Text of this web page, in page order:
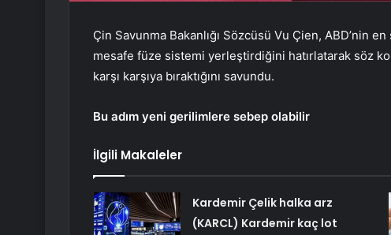
Çin Savunma Bakanlığı Sözcüsü Vu Çien, ABD’nin
mesafe füze sistemi yerleştirdiğini hatırlatarak söz
karşı karşıya bıraktığını savundu.
Bu adım yeni gerilimlere sebep olabilir
İlgili Makaleler
Kardemir Çelik halka arz
(KARCL) Kardemir kaç lot